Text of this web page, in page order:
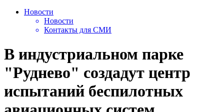
Новости
Новости
Контакты для СМИ
В индустриальном парке
"Руднево" создадут центр
испытаний беспилотных